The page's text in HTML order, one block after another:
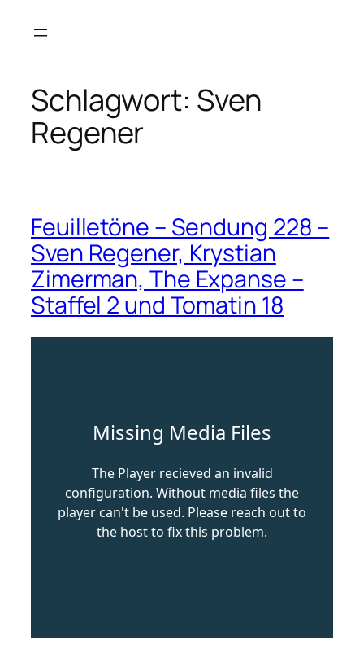
Inhalt
Schlagwort: Sven
Regener
Feuilletöne – Sendung 228 –
Sven Regener, Krystian
Zimerman, The Expanse –
Staffel 2 und Tomatin 18